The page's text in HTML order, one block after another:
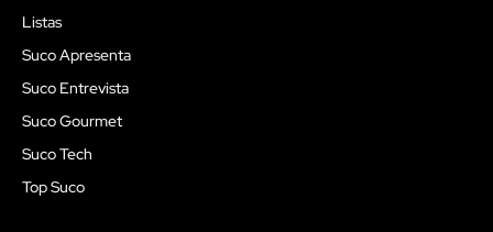
Listas
Suco Apresenta
Suco Entrevista
Suco Gourmet
Suco Tech
Top Suco